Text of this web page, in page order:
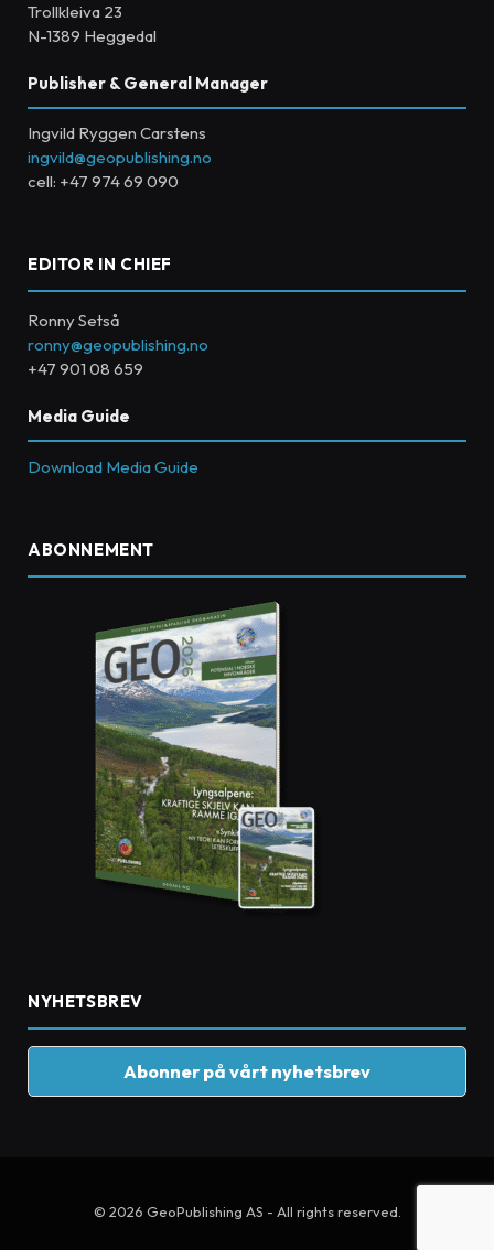
Trollkleiva 23
N-1389 Heggedal
Publisher & General Manager
Ingvild Ryggen Carstens
ingvild@geopublishing.no
cell: +47 974 69 090
EDITOR IN CHIEF
Ronny Setså
ronny@geopublishing.no
+47 901 08 659
Media Guide
Download Media Guide
ABONNEMENT
NYHETSBREV
Abonner på vårt nyhetsbrev
© 2026 GeoPublishing AS - All rights reserved.